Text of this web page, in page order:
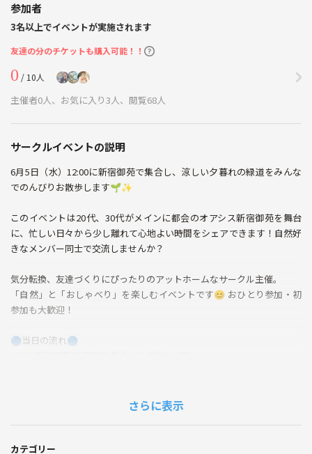
参加者
3名以上でイベントが実施されます
友達の分のチケットも購入可能！！
0 / 10人
主催者0人、お気に入り3人、閲覧68人
サークルイベントの説明
6月5日（水）12:00に新宿御苑で集合し、涼しい夕暮れの緑道をみんな
でのんびりお散歩します🌱✨
このイベントは20代、30代がメインに都会のオアシス新宿御苑を舞台
に、忙しい日々から少し離れて心地よい時間をシェアできます！自然好
きなメンバー同士で交流しませんか？
気分転換、友達づくりにぴったりのアットホームなサークル主催。
「自然」と「おしゃべり」を楽しむイベントです😊 おひとり参加・初
参加も大歓迎！
🔵当日の流れ🔵
・スタバで休憩タイム+まったりトーク
さらに表示
カテゴリー